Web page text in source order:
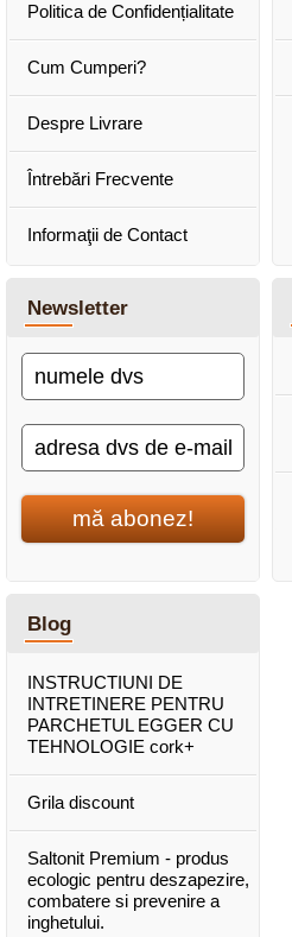
Politica de Confidențialitate
Cum Cumperi?
Despre Livrare
Întrebări Frecvente
Informaţii de Contact
Newsletter
mă abonez!
Blog
INSTRUCTIUNI DE
INTRETINERE PENTRU
PARCHETUL EGGER CU
TEHNOLOGIE cork+
Grila discount
Saltonit Premium - produs
ecologic pentru deszapezire,
combatere si prevenire a
inghetului.